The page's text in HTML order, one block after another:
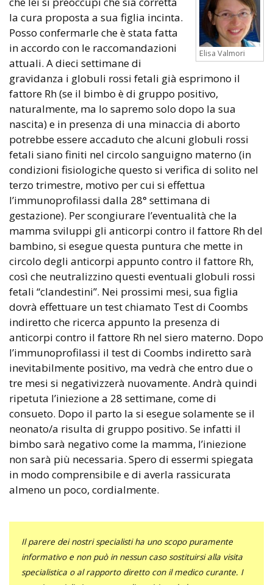
Elisa Valmori
la cura proposta a sua figlia incinta.
Posso confermarle che è stata fatta
in accordo con le raccomandazioni
attuali. A dieci settimane di
gravidanza i globuli rossi fetali già esprimono il
fattore Rh (se il bimbo è di gruppo positivo,
naturalmente, ma lo sapremo solo dopo la sua
nascita) e in presenza di una minaccia di aborto
potrebbe essere accaduto che alcuni globuli rossi
fetali siano finiti nel circolo sanguigno materno (in
condizioni fisiologiche questo si verifica di solito nel
terzo trimestre, motivo per cui si effettua
l’immunoprofilassi dalla 28° settimana di
gestazione). Per scongiurare l’eventualità che la
mamma sviluppi gli anticorpi contro il fattore Rh del
bambino, si esegue questa puntura che mette in
circolo degli anticorpi appunto contro il fattore Rh,
così che neutralizzino questi eventuali globuli rossi
fetali “clandestini”. Nei prossimi mesi, sua figlia
dovrà effettuare un test chiamato Test di Coombs
indiretto che ricerca appunto la presenza di
anticorpi contro il fattore Rh nel siero materno. Dopo
l’immunoprofilassi il test di Coombs indiretto sarà
inevitabilmente positivo, ma vedrà che entro due o
tre mesi si negativizzerà nuovamente. Andrà quindi
ripetuta l’iniezione a 28 settimane, come di
consueto. Dopo il parto la si esegue solamente se il
neonato/a risulta di gruppo positivo. Se infatti il
bimbo sarà negativo come la mamma, l’iniezione
non sarà più necessaria. Spero di essermi spiegata
in modo comprensibile e di averla rassicurata
almeno un poco, cordialmente.
Il parere dei nostri specialisti ha uno scopo puramente
informativo e non può in nessun caso sostituirsi alla visita
specialistica o al rapporto diretto con il medico curante. I